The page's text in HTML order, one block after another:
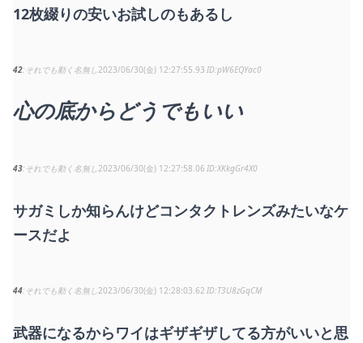
12枚綴りの安いお試しのもあるし
42 それでも動く名無し2023/06/30(金) 12:27:55.93 pW6EQYac0
心の底からどうでもいい
43 それでも動く名無し2023/06/30(金) 12:27:58.06 XKkgGr4X0
サガミしか知らんけどコンタクトレンズみたいなケ
ースだよ
44 それでも動く名無し2023/06/30(金) 12:28:03.62 T3U8zGqCM
武器になるからワイはギザギザしてる方がいいと思